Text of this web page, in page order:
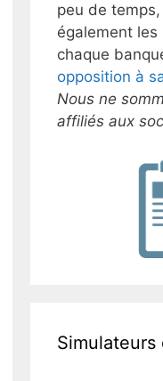
peu de
également
chaque
opposition à
Nous ne
affiliés aux